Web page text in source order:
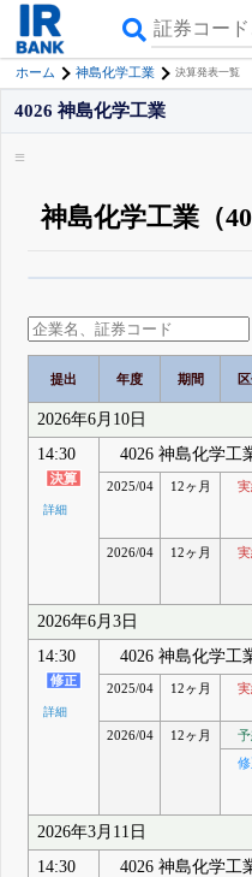
ホーム 神島化学工業 決算発表一覧
4026 神島化学工業
神島化学工業（
詳しく見られる無料でβ
登録すると永久30%OFF
提出 年度 期間
2026年6月10日
14:30
詳細
4026 神島化学工
2025/04 12ヶ月
2026/04 12ヶ月
2026年6月3日
14:30
詳細
4026 神島化学工
2025/04 12ヶ月
2026/04
12ヶ月
2026年3月11日
14:30
4026 神島化学工